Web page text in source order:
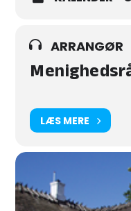
koster 25 kr. Alle er
ARRANGØR
LÆS MERE